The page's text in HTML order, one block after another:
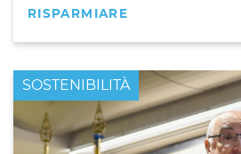
RISPARMIARE
PRIMO PIANO
SOSTENIBILITÀ